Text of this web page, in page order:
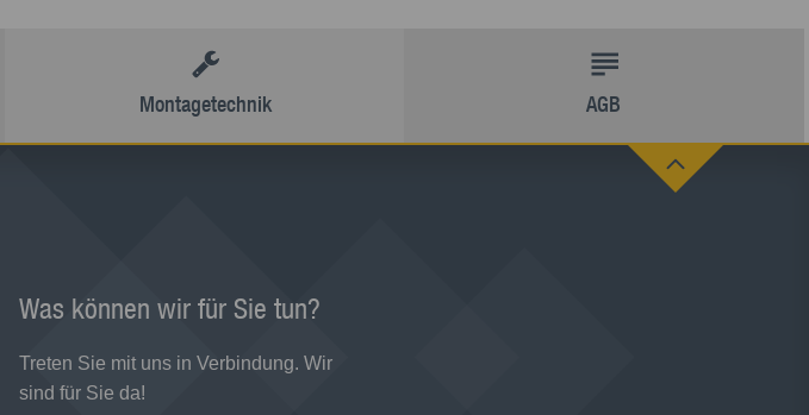
Montagetechnik AGB
Was können wir für Sie tun?
Treten Sie mit uns in Verbindung. Wir
sind für Sie da!